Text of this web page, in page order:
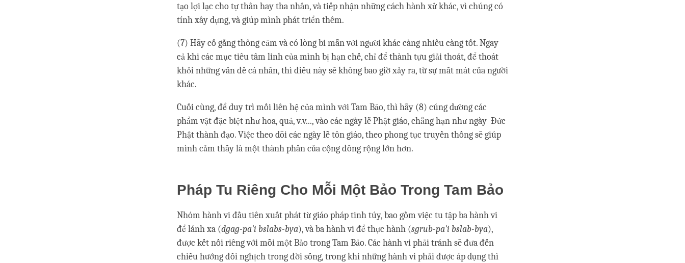
tạo lợi lạc cho tự thân hay tha nhân, và tiếp nhận những cách hành xử khác, vì chúng có
tính xây dựng, và giúp mình phát triển thêm.
(7) Hãy cố gắng thông cảm và có lòng bi mẫn với người khác càng nhiều càng tốt. Ngay
cả khi các mục tiêu tâm linh của mình bị hạn chế, chỉ để thành tựu giải thoát, để thoát
khỏi những vấn đề cá nhân, thì điều này sẽ không bao giờ xảy ra, từ sự mất mát của người
khác.
Cuối cùng, để duy trì mối liên hệ của mình với Tam Bảo, thì hãy (8) cúng dường các
phẩm vật đặc biệt như hoa, quả, v.v..., vào các ngày lễ Phật giáo, chẳng hạn như ngày Đức
Phật thành đạo. Việc theo dõi các ngày lễ tôn giáo, theo phong tục truyền thống sẽ giúp
mình cảm thấy là một thành phần của cộng đồng rộng lớn hơn.
Pháp Tu Riêng Cho Mỗi Một Bảo Trong Tam Bảo
Nhóm hành vi đầu tiên xuất phát từ giáo pháp tinh túy, bao gồm việc tu tập ba hành vi
để lánh xa (dgag-pa'i bslabs-bya), và ba hành vi để thực hành (sgrub-pa'i bslab-bya),
được kết nối riêng với mỗi một Bảo trong Tam Bảo. Các hành vi phải tránh sẽ đưa đến
chiều hướng đối nghịch trong đời sống, trong khi những hành vi phải được áp dụng thì